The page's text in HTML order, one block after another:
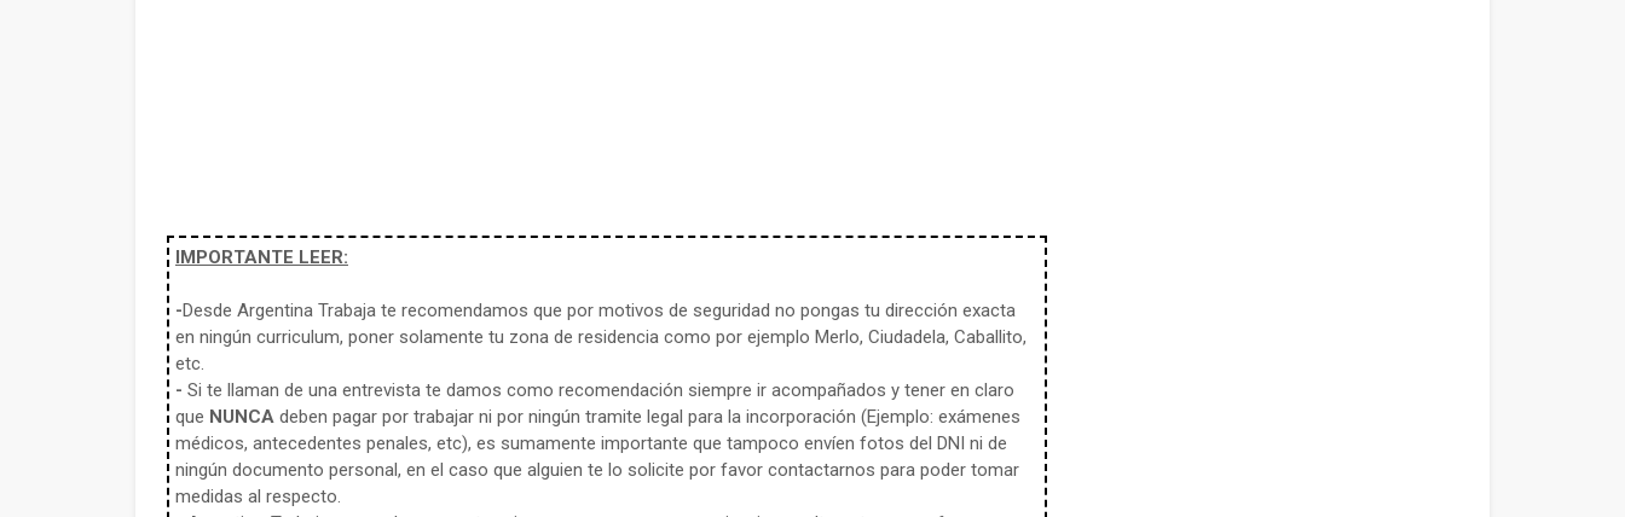
IMPORTANTE LEER:
-Desde Argentina Trabaja te recomendamos que por motivos de seguridad no pongas tu dirección exacta
en ningún curriculum, poner solamente tu zona de residencia como por ejemplo Merlo, Ciudadela, Caballito,
etc.
- Si te llaman de una entrevista te damos como recomendación siempre ir acompañados y tener en claro
que NUNCA deben pagar por trabajar ni por ningún tramite legal para la incorporación (Ejemplo: exámenes
médicos, antecedentes penales, etc), es sumamente importante que tampoco envíen fotos del DNI ni de
ningún documento personal, en el caso que alguien te lo solicite por favor contactarnos para poder tomar
medidas al respecto.